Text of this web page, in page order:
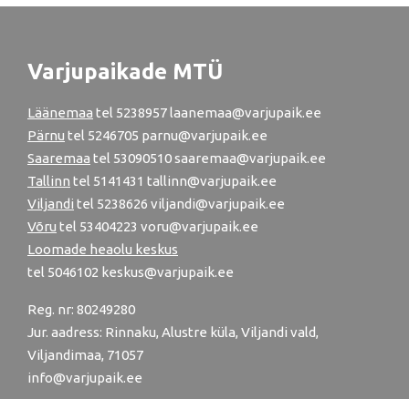
Varjupaikade MTÜ
Läänemaa tel 5238957 laanemaa@varjupaik.ee
Pärnu tel 5246705 parnu@varjupaik.ee
Saaremaa tel 53090510 saaremaa@varjupaik.ee
Tallinn tel 5141431 tallinn@varjupaik.ee
Viljandi tel 5238626 viljandi@varjupaik.ee
Võru tel 53404223 voru@varjupaik.ee
Loomade heaolu keskus
tel 5046102 keskus@varjupaik.ee
Reg. nr: 80249280
Jur. aadress: Rinnaku, Alustre küla, Viljandi vald,
Viljandimaa, 71057
info@varjupaik.ee